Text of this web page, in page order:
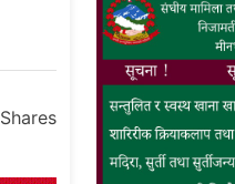
Shares